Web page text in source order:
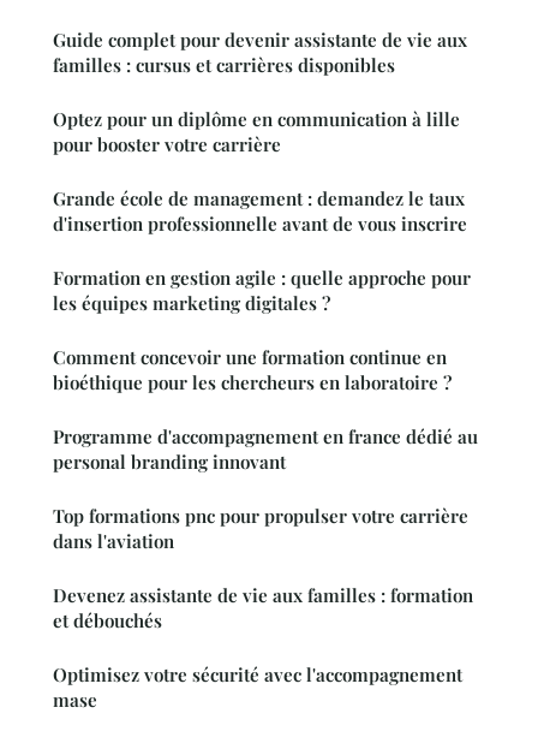
Guide complet pour devenir assistante de vie aux
familles : cursus et carrières disponibles
Optez pour un diplôme en communication à lille
pour booster votre carrière
Grande école de management : demandez le taux
d'insertion professionnelle avant de vous inscrire
Formation en gestion agile : quelle approche pour
les équipes marketing digitales ?
Comment concevoir une formation continue en
bioéthique pour les chercheurs en laboratoire ?
Programme d'accompagnement en france dédié au
personal branding innovant
Top formations pnc pour propulser votre carrière
dans l'aviation
Devenez assistante de vie aux familles : formation
et débouchés
Optimisez votre sécurité avec l'accompagnement
mase